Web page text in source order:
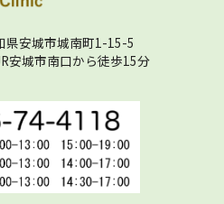
県安城市城南町1-15-5
安城市南口から徒歩15分